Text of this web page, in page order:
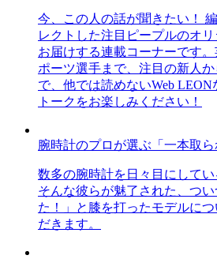
今、この人の話が聞きたい！
レクトした注目ピープルのオ
お届けする連載コーナーです
ポーツ選手まで、注目の新人
で、他では読めないWeb
トークをお楽しみください！
腕時計のプロが選ぶ「一本取ら
数多の腕時計を日々目にしてい
そんな彼らが魅了された、つ
た！」と膝を打ったモデルに
だきます。